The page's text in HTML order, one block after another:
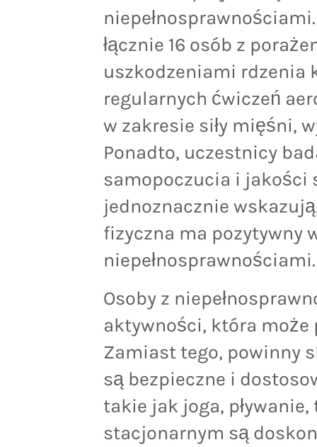
łącznie 16 osób z
uszkodzeniami rdzenia
regularnych ćwiczeń
w zakresie siły mięśni,
Ponadto, uczestnicy
samopoczucia i jakości
jednoznacznie
fizyczna ma pozytywny
niepełnosprawnościami.
Osoby z
aktywności, która może
Zamiast tego, powinny
są bezpieczne i
takie jak joga,
stacjonarnym są